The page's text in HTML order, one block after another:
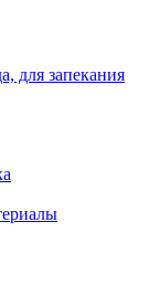
для запекания